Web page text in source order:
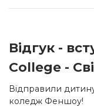
Відгук -
College -
Відправили
коледж Феншоу!